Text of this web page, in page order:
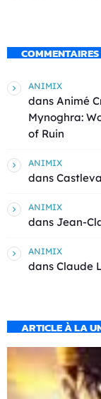
COMMENTAIRES
ANIMIX
dans Animé
Mynoghra:
of Ruin
ANIMIX
dans
ANIMIX
dans Jean-
ANIMIX
dans Claude
ARTICLE À LA